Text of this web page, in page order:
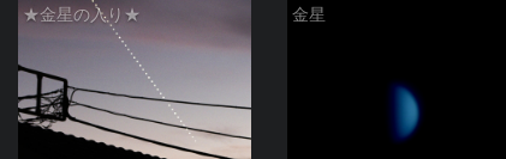
★金星の入り★ 金星